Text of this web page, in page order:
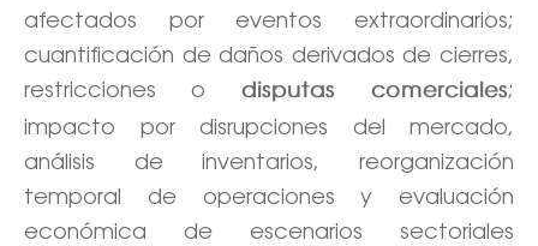
afectados por eventos extraordinarios;
cuantificación de daños derivados de cierres,
restricciones o
disputas comerciales;
impacto por disrupciones del mercado,
análisis de inventarios, reorganización
temporal de operaciones y evaluación
económica de escenarios sectoriales